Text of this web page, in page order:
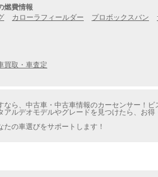
燃費情報
カローラフィールダー プロボックスバン
買取・車査定
なら、中古車・中古車情報のカーセンサー！ビ
アルデオモデルやグレードを見つけたら、お
たの車選びをサポートします！